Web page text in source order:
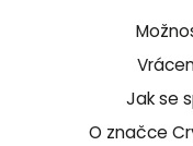
Jak se
O značce